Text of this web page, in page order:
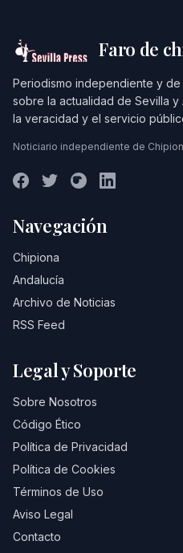
Faro de
Periodismo independiente y
sobre la actualidad de Sevilla
la veracidad y el servicio
Noticiario independiente de
Navegación
Chipiona
Andalucía
Archivo de Noticias
RSS Feed
Legal y Soporte
Sobre Nosotros
Código Ético
Política de Privacidad
Política de Cookies
Términos de Uso
Aviso Legal
Contacto